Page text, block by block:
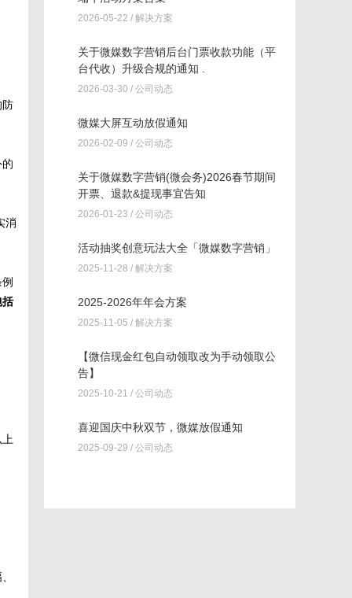
防
消
括
2026-05-22 / 解决方案
关于微媒数字营销后台门票收款功能（平
台代收）升级合规的通知 .
2026-03-30 / 公司动态
微媒大屏互动放假通知
2026-02-09 / 公司动态
关于微媒数字营销(微会务)2026春节期间
开票、退款&提现事宜告知
2026-01-23 / 公司动态
活动抽奖创意玩法大全「微媒数字营销」
2025-11-28 / 解决方案
2025-2026年年会方案
2025-11-05 / 解决方案
【微信现金红包自动领取改为手动领取公
告】
2025-10-21 / 公司动态
喜迎国庆中秋双节，微媒放假通知
2025-09-29 / 公司动态